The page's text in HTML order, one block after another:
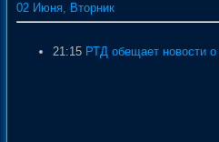
02 Июня, Вторник
21:15 РТД обещает новости